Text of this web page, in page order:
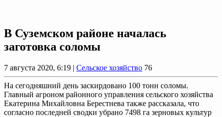
В Суземском районе началась
заготовка соломы
7 августа 2020, 6:19 | Сельское хозяйство 76
На сегодняшний день заскирдовано 100 тонн соломы.
Главный агроном районного управления сельского хозяйства
Екатерина Михайловна Берестнева также рассказала, что
согласно последней сводки убрано 7498 га зерновых культур